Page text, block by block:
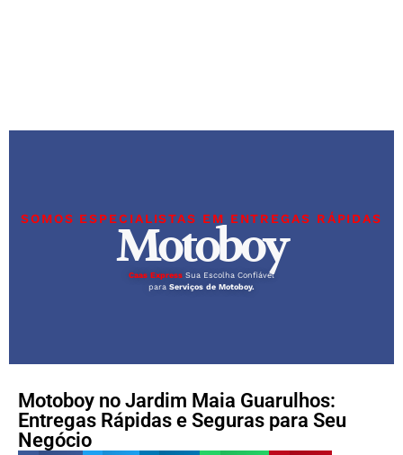
SOMOS ESPECIALISTAS EM ENTREGAS RÁPIDAS
Motoboy
Caas Express Sua Escolha Confiável
para Serviços de Motoboy.
Motoboy no Jardim Maia Guarulhos:
Entregas Rápidas e Seguras para Seu
Negócio